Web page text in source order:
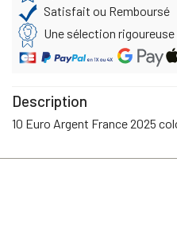
Satisfait ou Remboursé
Une sélection
Description
10 Euro Argent France 2025